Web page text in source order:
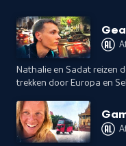
Nathalie en Sadat reizen
trekken door Europa en